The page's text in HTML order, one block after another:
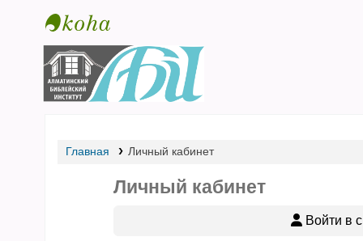
Библиотека АБИ
Главная Личный кабинет
Личный кабинет
Войти в